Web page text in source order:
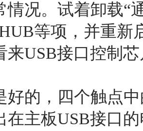
情况。试着卸载“
等项，并重
来USB接口控制
好的，四个触点
在主板USB接口